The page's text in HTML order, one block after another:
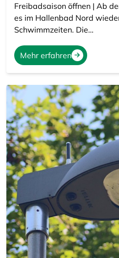
Freibadsaison öffnen | Ab
es im Hallenbad Nord
Schwimmzeiten. Die…
Mehr erfahren